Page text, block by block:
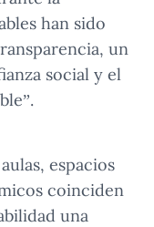
han sido
un
social y el
espacios
coinciden
una